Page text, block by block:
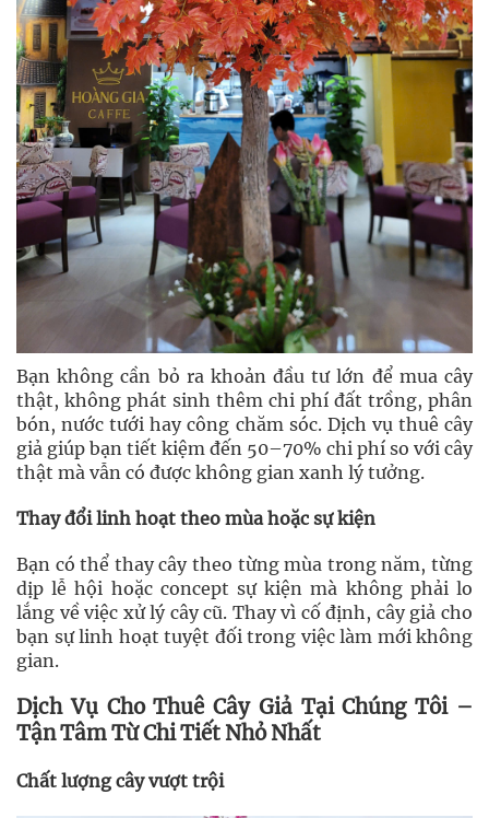
Bạn không cần bỏ ra khoản đầu tư lớn để mua cây
thật, không phát sinh thêm chi phí đất trồng, phân
bón, nước tưới hay công chăm sóc. Dịch vụ thuê cây
giả giúp bạn tiết kiệm đến 50–70% chi phí so với cây
thật mà vẫn có được không gian xanh lý tưởng.
Thay đổi linh hoạt theo mùa hoặc sự kiện
Bạn có thể thay cây theo từng mùa trong năm, từng
dịp lễ hội hoặc concept sự kiện mà không phải lo
lắng về việc xử lý cây cũ. Thay vì cố định, cây giả cho
bạn sự linh hoạt tuyệt đối trong việc làm mới không
gian.
Dịch Vụ Cho Thuê Cây Giả Tại Chúng Tôi –
Tận Tâm Từ Chi Tiết Nhỏ Nhất
Chất lượng cây vượt trội